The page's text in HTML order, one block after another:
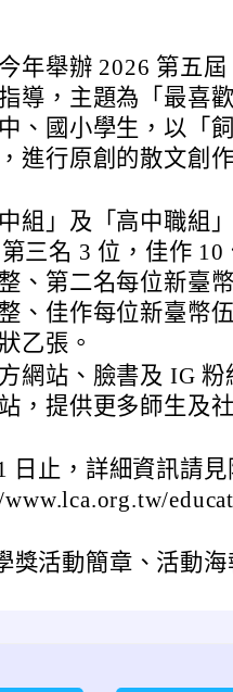
年舉辦 2026 第五屆
導，主題為「最喜
、國小學生，以「
進行原創的散文創
組」及「高中職組
三名 3 位，佳作 10
、第二名每位新臺
、佳作每位新臺幣
乙張。
網站、臉書及 IG 粉
，提供更多師生及
日止，詳細資訊請見
獎活動簡章、活動海